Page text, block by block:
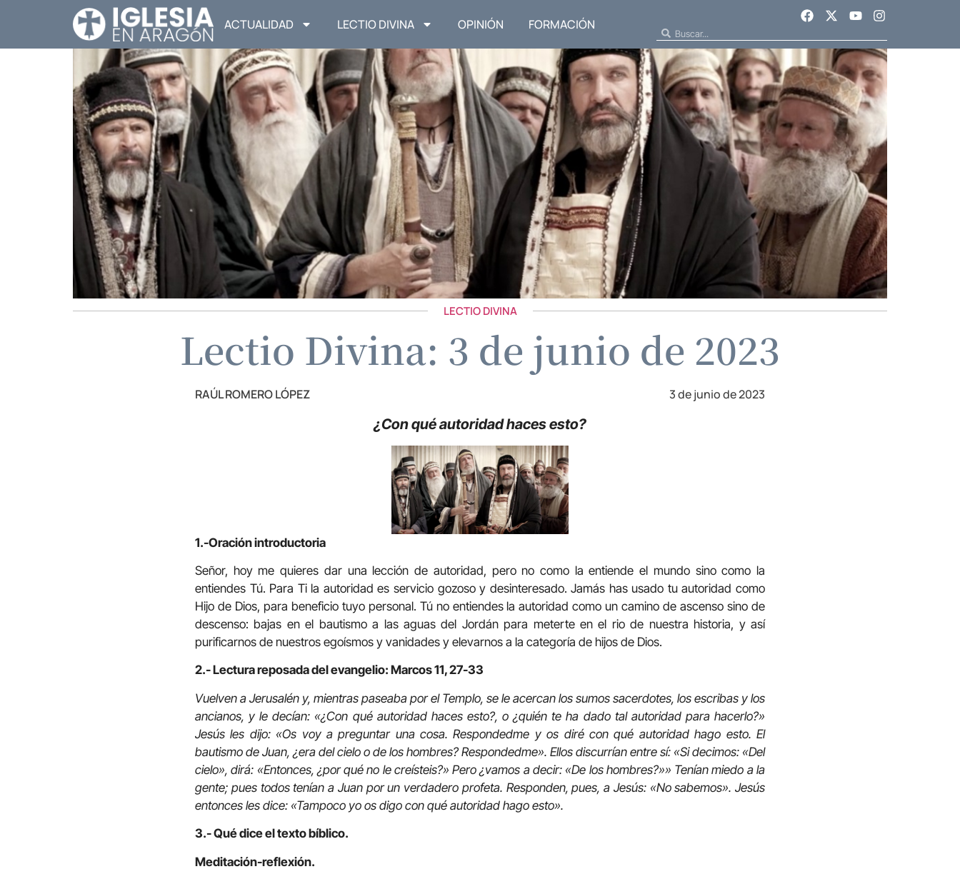
ACTUALIDAD LECTIO DIVINA OPINIÓN FORMACIÓN
LECTIO DIVINA
Lectio Divina: 3 de junio de 2023
RAÚL ROMERO LÓPEZ 3 de junio de 2023
¿Con qué autoridad haces esto?
1.-Oración introductoria
Señor, hoy me quieres dar una lección de autoridad, pero no como la entiende el mundo sino como la
entiendes Tú. Para Ti la autoridad es servicio gozoso y desinteresado. Jamás has usado tu autoridad como
Hijo de Dios, para beneficio tuyo personal. Tú no entiendes la autoridad como un camino de ascenso sino de
descenso: bajas en el bautismo a las aguas del Jordán para meterte en el rio de nuestra historia, y así
purificarnos de nuestros egoísmos y vanidades y elevarnos a la categoría de hijos de Dios.
2.- Lectura reposada del evangelio: Marcos 11, 27-33
Vuelven a Jerusalén y, mientras paseaba por el Templo, se le acercan los sumos sacerdotes, los escribas y los
ancianos, y le decían: «¿Con qué autoridad haces esto?, o ¿quién te ha dado tal autoridad para hacerlo?»
Jesús les dijo: «Os voy a preguntar una cosa. Respondedme y os diré con qué autoridad hago esto. El
bautismo de Juan, ¿era del cielo o de los hombres? Respondedme». Ellos discurrían entre sí: «Si decimos: «Del
cielo», dirá: «Entonces, ¿por qué no le creísteis?» Pero ¿vamos a decir: «De los hombres?»» Tenían miedo a la
gente; pues todos tenían a Juan por un verdadero profeta. Responden, pues, a Jesús: «No sabemos». Jesús
entonces les dice: «Tampoco yo os digo con qué autoridad hago esto».
3.- Qué dice el texto bíblico.
Meditación-reflexión.